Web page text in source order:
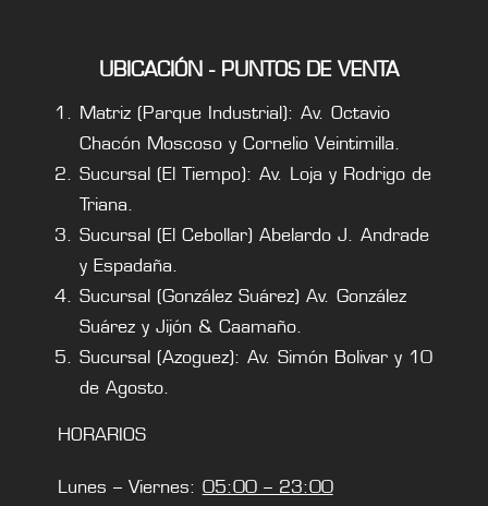
UBICACIÓN - PUNTOS DE VENTA
Matriz (Parque Industrial): Av. Octavio
Chacón Moscoso y Cornelio Veintimilla.
Sucursal (El Tiempo): Av. Loja y Rodrigo de
Triana.
Sucursal (El Cebollar) Abelardo J. Andrade
y Espadaña.
Sucursal (González Suárez) Av. González
Suárez y Jijón & Caamaño.
Sucursal (Azoguez): Av. Simón Bolivar y 10
de Agosto.
HORARIOS
Lunes – Viernes: 05:00 – 23:00